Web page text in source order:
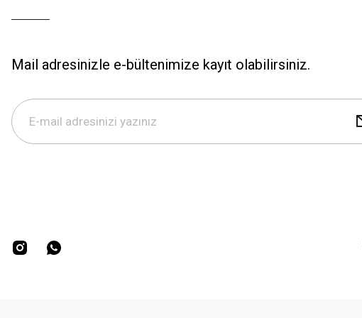
Mail adresinizle e-bültenimize kayıt olabilirsiniz.